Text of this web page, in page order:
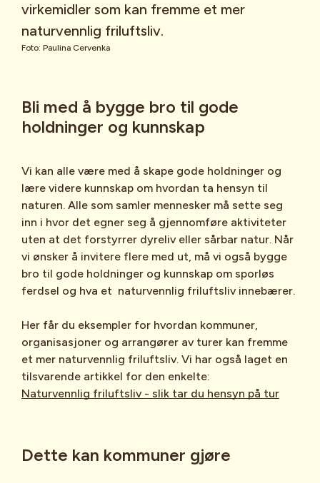
virkemidler som kan fremme et mer
naturvennlig friluftsliv.
Foto: Paulina Cervenka
Bli med å bygge bro til gode
holdninger og kunnskap
Vi kan alle være med å skape gode holdninger og
lære videre kunnskap om hvordan ta hensyn til
naturen. Alle som samler mennesker må sette seg
inn i hvor det egner seg å gjennomføre aktiviteter
uten at det forstyrrer dyreliv eller sårbar natur. Når
vi ønsker å invitere flere med ut, må vi også bygge
bro til gode holdninger og kunnskap om sporløs
ferdsel og hva et naturvennlig friluftsliv innebærer.
Her får du eksempler for hvordan kommuner,
organisasjoner og arrangører av turer kan fremme
et mer naturvennlig friluftsliv. Vi har også laget en
tilsvarende artikkel for den enkelte:
Naturvennlig friluftsliv - slik tar du hensyn på tur
Dette kan kommuner gjøre